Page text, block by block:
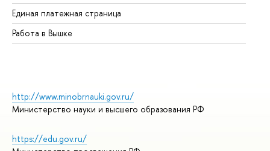
Единая платежная страница
Работа в Вышке
http://www.minobrnauki.gov.ru/
Министерство науки и высшего образования РФ
https://edu.gov.ru/